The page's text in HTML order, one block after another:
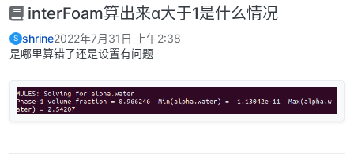
interFoam算出来α大于1是什么情况
S shrine2022年7月31日 上午2:38
是哪里算错了还是设置有问题